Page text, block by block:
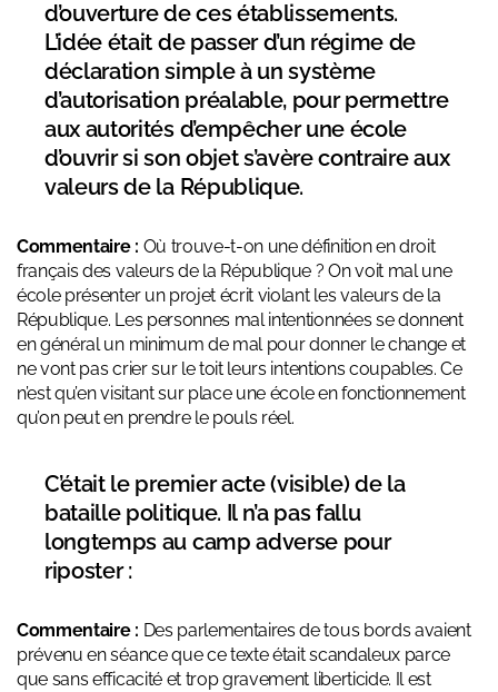
d’ouverture de ces établissements.
L’idée était de passer d’un régime de
déclaration simple à un système
d’autorisation préalable, pour permettre
aux autorités d’empêcher une école
d’ouvrir si son objet s’avère contraire aux
valeurs de la République.
Commentaire : Où trouve-t-on une définition en droit
français des valeurs de la République ? On voit mal une
école présenter un projet écrit violant les valeurs de la
République. Les personnes mal intentionnées se donnent
en général un minimum de mal pour donner le change et
ne vont pas crier sur le toit leurs intentions coupables. Ce
n’est qu’en visitant sur place une école en fonctionnement
qu’on peut en prendre le pouls réel.
C’était le premier acte (visible) de la
bataille politique. Il n’a pas fallu
longtemps au camp adverse pour
riposter :
Commentaire : Des parlementaires de tous bords avaient
prévenu en séance que ce texte était scandaleux parce
que sans efficacité et trop gravement liberticide. Il est